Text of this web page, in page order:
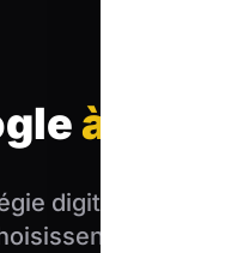
à Apt
digitale, ce
vos